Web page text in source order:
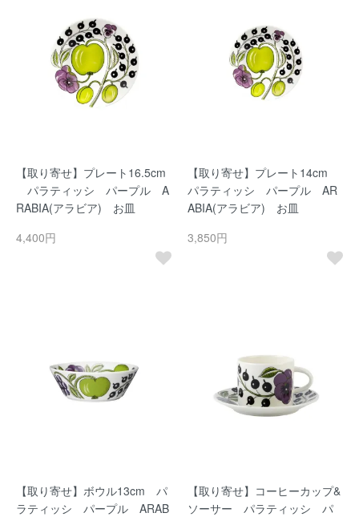
【取り寄せ】プレート16.5cm
パラティッシ パープル A
RABIA(アラビア) お皿
4,400円
【取り寄せ】プレート14cm
パラティッシ パープル AR
ABIA(アラビア) お皿
3,850円
【取り寄せ】ボウル13cm パ
ラティッシ パープル ARAB
【取り寄せ】コーヒーカップ&
ソーサー パラティッシ パ